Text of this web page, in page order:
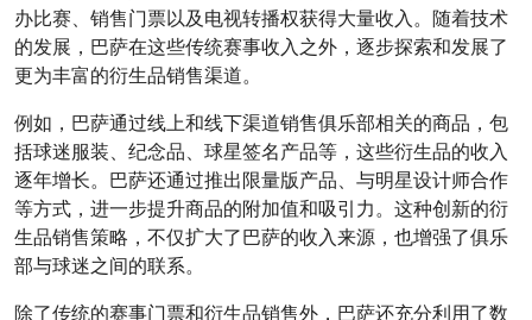
办比赛、销售门票以及电视转播权获得大量收入。随着技术
的发展，巴萨在这些传统赛事收入之外，逐步探索和发展了
更为丰富的衍生品销售渠道。
例如，巴萨通过线上和线下渠道销售俱乐部相关的商品，包
括球迷服装、纪念品、球星签名产品等，这些衍生品的收入
逐年增长。巴萨还通过推出限量版产品、与明星设计师合作
等方式，进一步提升商品的附加值和吸引力。这种创新的衍
生品销售策略，不仅扩大了巴萨的收入来源，也增强了俱乐
部与球迷之间的联系。
除了传统的赛事门票和衍生品销售外，巴萨还充分利用了数